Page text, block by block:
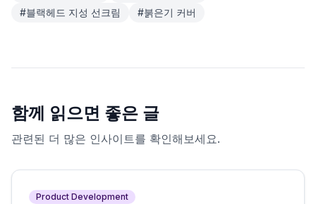
#블랙헤드 지성 선크림 #붉은기 커버
함께 읽으면 좋은 글
관련된 더 많은 인사이트를 확인해보세요.
Product Development